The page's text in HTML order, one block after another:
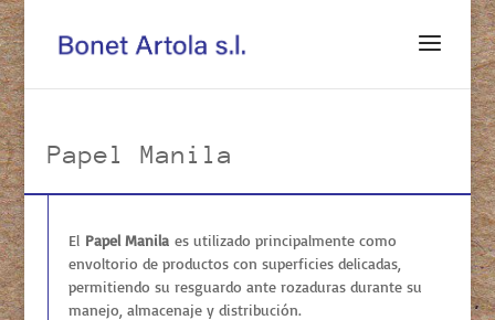
Papel Manila
El Papel Manilaes utilizado principalmente como
envoltorio de productos con superficies delicadas,
permitiendo su resguardo ante rozaduras durante su
manejo, almacenaje y distribución.